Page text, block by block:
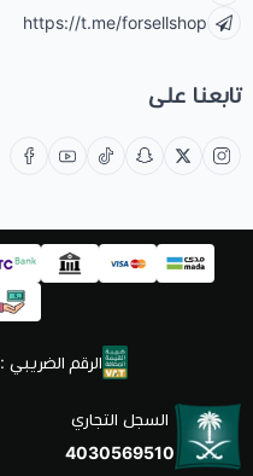
https://t.me/forsellshop
تابعنا على
السجل التجاري
4030569510
الرقم الضريبي : 302258813200003